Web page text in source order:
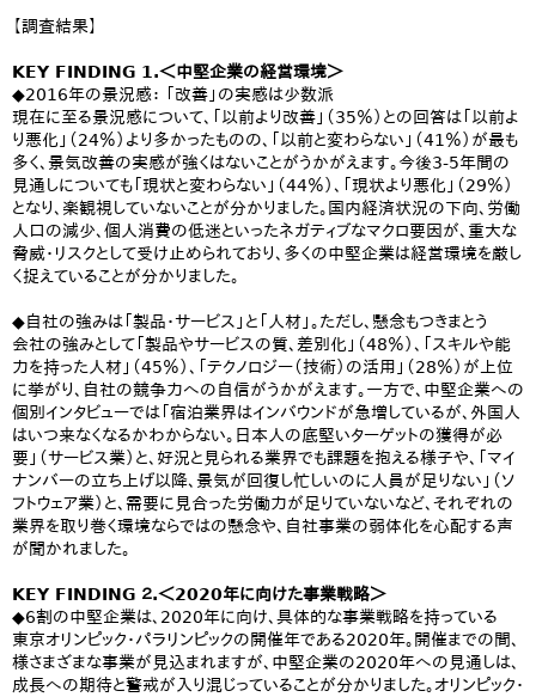
【調査結果】
KEY FINDING 1.＜中堅企業の経営環境＞
◆2016年の景況感： 「改善」の実感は少数派
現在に至る景況感について、「以前より改善」（35％）との回答は「以前よ
り悪化」（24％）より多かったものの、「以前と変わらない」（41％）が最も
多く、景気改善の実感が強くはないことがうかがえます。今後3-5年間の
見通しについても「現状と変わらない」（44％）、「現状より悪化」（29％）
となり、楽観視していないことが分かりました。国内経済状況の下向、労働
人口の減少、個人消費の低迷といったネガティブなマクロ要因が、重大な
脅威・リスクとして受け止められており、多くの中堅企業は経営環境を厳し
く捉えていることが分かりました。
◆自社の強みは「製品・サービス」と「人材」。ただし、懸念もつきまとう
会社の強みとして「製品やサービスの質、差別化」（48％）、「スキルや能
力を持った人材」（45％）、「テクノロジー（技術）の活用」（28％）が上位
に挙がり、自社の競争力への自信がうかがえます。一方で、中堅企業への
個別インタビューでは「宿泊業界はインバウンドが急増しているが、外国人
はいつ来なくなるかわからない。日本人の底堅いターゲットの獲得が必
要」（サービス業）と、好況と見られる業界でも課題を抱える様子や、「マイ
ナンバーの立ち上げ以降、景気が回復し忙しいのに人員が足りない」（ソ
フトウェア業）と、需要に見合った労働力が足りていないなど、それぞれの
業界を取り巻く環境ならではの懸念や、自社事業の弱体化を心配する声
が聞かれました。
KEY FINDING ２.＜2020年に向けた事業戦略＞
◆6割の中堅企業は、2020年に向け、具体的な事業戦略を持っている
東京オリンピック・パラリンピックの開催年である2020年。開催までの間、
様さまざまな事業が見込まれますが、中堅企業の2020年への見通しは、
成長への期待と警戒が入り混じっていることが分かりました。オリンピック・